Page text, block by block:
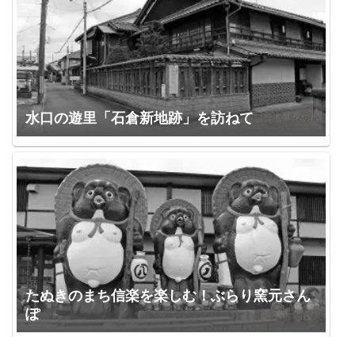
水口の遊里「石倉新地跡」を訪ねて
たぬきのまち信楽を楽しむ！ぶらり窯元さん
ぽ